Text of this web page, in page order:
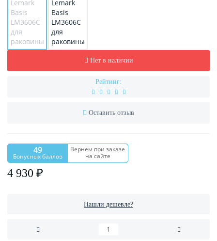
Нет в наличии
Рейтинг:
Оставить отзыв
49
Бонусных баллов
Вернем при заказе
на сайте
4 930 ₽
Нашли дешевле?